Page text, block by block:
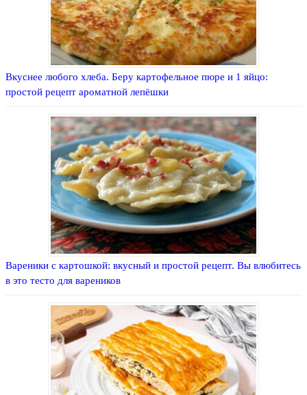
Вкуснее любого хлеба. Беру картофельное пюре и 1 яйцо:
простой рецепт ароматной лепёшки
Вареники с картошкой: вкусный и простой рецепт. Вы влюбитесь
в это тесто для вареников